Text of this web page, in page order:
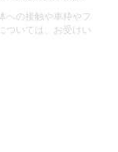
への接触や車枠やフ
ついては、お受けい